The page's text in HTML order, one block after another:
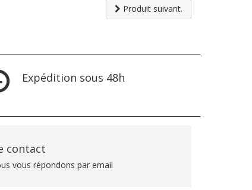
Produit suivant.
Expédition sous 48h
contact
vous répondons par email